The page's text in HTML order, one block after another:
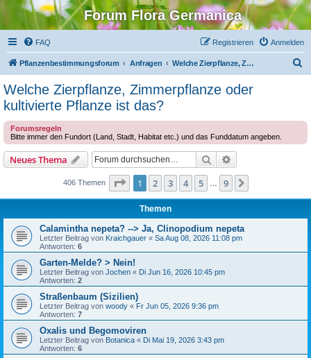
Forum Flora Germanica
FAQ Anmelden
Registrieren
Pflanzenbestimmungsforum Anfragen Welche Zierpflanze, Zimmerpflanze oder kultivierte Pflanze ist das?
Welche Zierpflanze, Zimmerpflanze oder
kultivierte Pflanze ist das?
Forumsregeln
Bitte immer den Fundort (Land, Stadt, Habitat etc.) und das Funddatum angeben.
Neues Thema Suche
406 Themen Seite 1von
1 2 3 4 5 9
Themen
Calamintha nepeta? --> Ja, Clinopodium nepeta
Letzter Beitrag von Kraichgauer « Sa Aug 08, 2026 11:08 pm
Antworten: 6
Garten-Melde? > Nein!
Letzter Beitrag von Jochen « Di Jun 16, 2026 10:45 pm
Antworten: 2
Straßenbaum (Sizilien)
Letzter Beitrag von woody « Fr Jun 05, 2026 9:36 pm
Antworten: 7
Oxalis und Begomoviren
Letzter Beitrag von Botanica « Di Mai 19, 2026 3:43 pm
Antworten: 6